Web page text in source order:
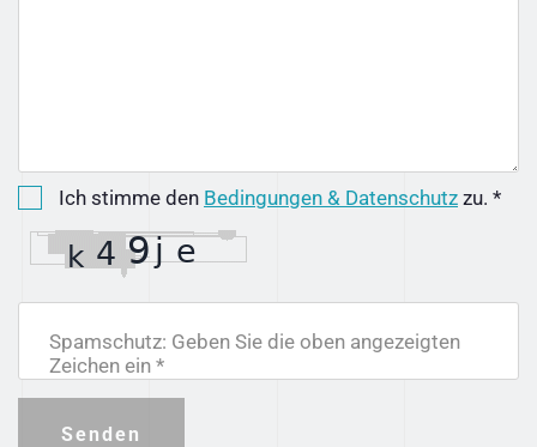
Ich stimme den Bedingungen & Datenschutz zu. *
Spamschutz: Geben Sie die oben angezeigten
Zeichen ein *
Senden